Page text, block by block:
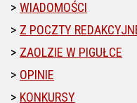
WIADOMOŚCI
Z POCZTY
ZAOLZIE W PIGUŁCE
OPINIE
KONKURSY